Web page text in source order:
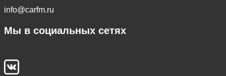
info@carfm.ru
Мы в социальных сетях